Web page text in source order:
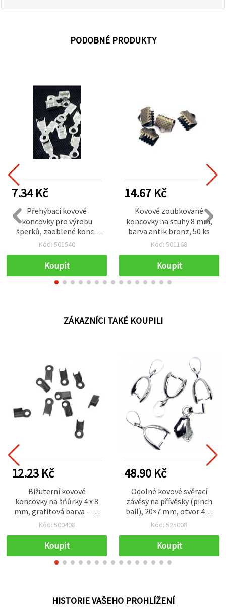
PODOBNÉ PRODUKTY
7.34 Kč
Přehýbací kovové
koncovky pro výrobu
šperků, zaoblené konce
6,5×2×2 mm, bílá barva –
Kód: 501540
Koupit
14.67 Kč
Kovové zoubkované
koncovky na stuhy 8 mm,
barva antik bronz, 50 ks
Kód: 501168
Koupit
ZÁKAZNÍCI TAKÉ KOUPILI
12.23 Kč
Bižuterní kovové
koncovky na šňůrky 4 x 8
mm, grafitová barva – 50
ks
Kód: 500408
Koupit
48.90 Kč
Odolné kovové svěrací
závěsy na přívěsky (pinch
bail), 20×7 mm, otvor 4×6
mm, stříbrná barva – 10
šperků
Kód: 525008
Koupit
HISTORIE VAŠEHO PROHLÍŽENÍ